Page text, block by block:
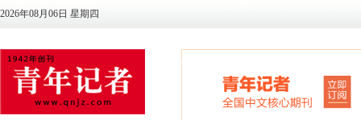
2026年08月06日 星期四